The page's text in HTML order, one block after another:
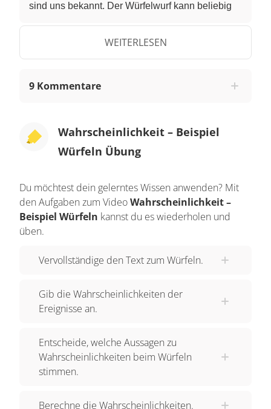
sind uns bekannt. Der Würfelwurf kann beliebig
Bedingungen. Außerdem ist der Ausgang eines
Zufallsversuchs nicht vorhersehbar. Also wie zum
Schliche kommen! Für den nächsten Wurf sagt
einem Sechstel, das weiß sie. Da alle Seiten
eines Würfels gleich groß sind, sind auch alle
Wir sprechen beim Würfelwurf daher von einem
Laplace-Experiment. Bei einem Laplace-
Experiment können wir die Wahrscheinlichkeit
berechnen: Wir teilen dafür die Anzahl der
möglichen Ergebnisse. Die Anzahl aller
möglichen Ergebnisse ist bei einem
Möchten wir die Wahrscheinlichkeit für die
Augenzahl drei berechnen, gibt es nur ein
günstiges Ergebnis, eben die drei. Ein Sechstel
WEITERLESEN
9 Kommentare
Wahrscheinlichkeit – Beispiel
Würfeln Übung
Du möchtest dein gelerntes Wissen anwenden? Mit
den Aufgaben zum VideoWahrscheinlichkeit –
Beispiel Würfeln kannst du es wiederholen und
üben.
Vervollständige den Text zum Würfeln.
Gib die Wahrscheinlichkeiten der
Ereignisse an.
Entscheide, welche Aussagen zu
Wahrscheinlichkeiten beim Würfeln
stimmen.
Berechne die Wahrscheinlichkeiten.